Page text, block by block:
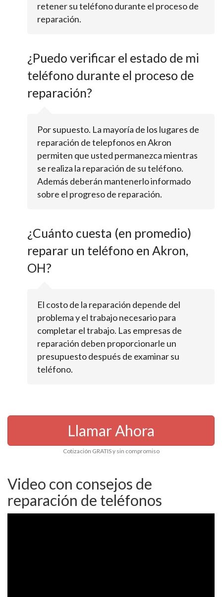
retener su teléfono durante el proceso de
reparación.
¿Puedo verificar el estado de mi
teléfono durante el proceso de
reparación?
Por supuesto. La mayoría de los lugares de
reparación de telepfonos en Akron
permiten que usted permanezca mientras
se realiza la reparación de su teléfono.
Además deberán mantenerlo informado
sobre el progreso de reparación.
¿Cuánto cuesta (en promedio)
reparar un teléfono en Akron,
OH?
El costo de la reparación depende del
problema y el trabajo necesario para
completar el trabajo. Las empresas de
reparación deben proporcionarle un
presupuesto después de examinar su
teléfono.
Llamar Ahora
Cotización GRATIS y sin compromiso
Video con consejos de
reparación de teléfonos